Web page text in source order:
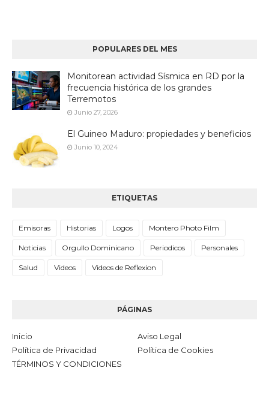
POPULARES DEL MES
Monitorean actividad Sísmica en RD por la
frecuencia histórica de los grandes
Terremotos
Junio 27, 2026
El Guineo Maduro: propiedades y beneficios
Junio 10, 2024
ETIQUETAS
Emisoras Historias Logos Montero Photo Film
Noticias Orgullo Dominicano Periodicos Personales
Salud Videos Videos de Reflexion
PÁGINAS
Inicio
Aviso Legal
Política de Privacidad
Política de Cookies
TÉRMINOS Y CONDICIONES